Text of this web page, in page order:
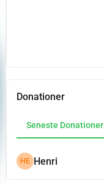
Donationer
Seneste Donationer
HE Henri